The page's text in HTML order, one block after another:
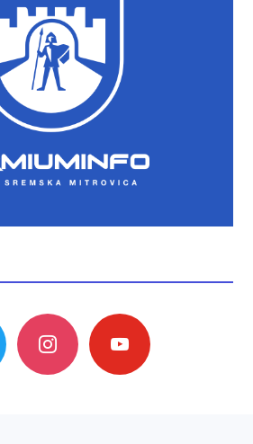
instagram youtube